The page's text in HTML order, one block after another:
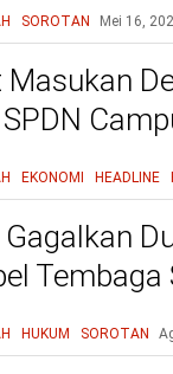
SOROTAN Mei 16,
Masukan
EKONOMI HEADLINE
HUKUM SOROTAN